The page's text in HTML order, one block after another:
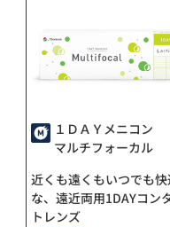
１ＤＡＹメニコン
マルチフォーカル
近くも遠くもいつでも
な、遠近両用1DAYコン
トレンズ